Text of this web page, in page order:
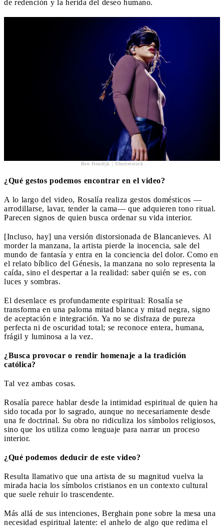
de redención y la herida del deseo humano.
Ben Houdijk | Shutterstock
¿Qué gestos podemos encontrar en el video?
A lo largo del video, Rosalía realiza gestos domésticos —
arrodillarse, lavar, tender la cama— que adquieren tono ritual.
Parecen signos de quien busca ordenar su vida interior.
[Incluso, hay] una versión distorsionada de Blancanieves. Al
morder la manzana, la artista pierde la inocencia, sale del
mundo de fantasía y entra en la conciencia del dolor. Como en
el relato bíblico del Génesis, la manzana no solo representa la
caída, sino el despertar a la realidad: saber quién se es, con
luces y sombras.
El desenlace es profundamente espiritual: Rosalía se
transforma en una paloma mitad blanca y mitad negra, signo
de aceptación e integración. Ya no se disfraza de pureza
perfecta ni de oscuridad total; se reconoce entera, humana,
frágil y luminosa a la vez.
¿Busca provocar o rendir homenaje a la tradición
católica?
Tal vez ambas cosas.
Rosalía parece hablar desde la intimidad espiritual de quien ha
sido tocada por lo sagrado, aunque no necesariamente desde
una fe doctrinal. Su obra no ridiculiza los símbolos religiosos,
sino que los utiliza como lenguaje para narrar un proceso
interior.
¿Qué podemos deducir de este video?
Resulta llamativo que una artista de su magnitud vuelva la
mirada hacia los símbolos cristianos en un contexto cultural
que suele rehuir lo trascendente.
Más allá de sus intenciones, Berghain pone sobre la mesa una
necesidad espiritual latente: el anhelo de algo que redima el